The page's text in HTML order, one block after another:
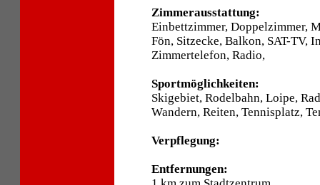
Zimmerausstattung:
Einbettzimmer, Doppelzimmer,
Fön, Sitzecke, Balkon, SAT-TV,
Zimmertelefon, Radio,
Sportmöglichkeiten:
Skigebiet, Rodelbahn, Loipe,
Wandern, Reiten, Tennisplatz,
Verpflegung:
Entfernungen: